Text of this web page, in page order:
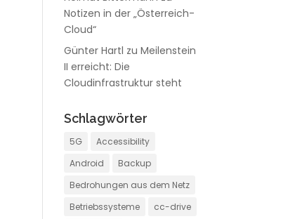
Notizen in der „Österreich-
Cloud“
Günter Hartl zuMeilenstein
II erreicht: Die
Cloudinfrastruktur steht
Schlagwörter
5G
Accessibility
Android
Backup
Bedrohungen aus dem Netz
Betriebssysteme
cc-drive